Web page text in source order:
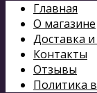
Главная
О магазине
Доставка
Контакты
Отзывы
Политика